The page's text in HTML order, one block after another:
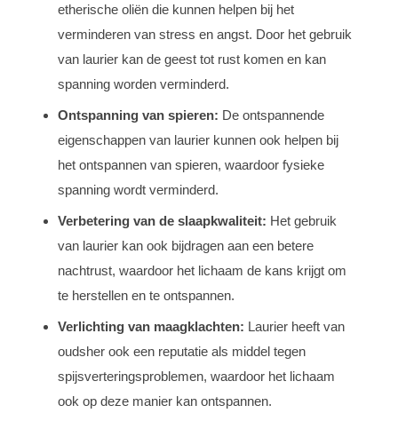
etherische oliën die kunnen helpen bij het
verminderen van stress en angst. Door het gebruik
van laurier kan de geest tot rust komen en kan
spanning worden verminderd.
Ontspanning van spieren: De ontspannende
eigenschappen van laurier kunnen ook helpen bij
het ontspannen van spieren, waardoor fysieke
spanning wordt verminderd.
Verbetering van de slaapkwaliteit: Het gebruik
van laurier kan ook bijdragen aan een betere
nachtrust, waardoor het lichaam de kans krijgt om
te herstellen en te ontspannen.
Verlichting van maagklachten: Laurier heeft van
oudsher ook een reputatie als middel tegen
spijsverteringsproblemen, waardoor het lichaam
ook op deze manier kan ontspannen.